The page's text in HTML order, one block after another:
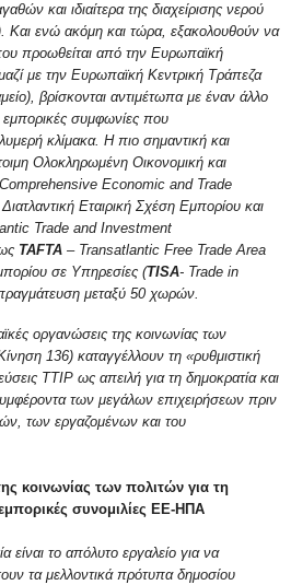
και ιδιαίτερα της διαχείρισης νερού
ενώ ακόμη και τώρα, εξακολουθούν να
προωθείται από την Ευρωπαϊκή
με την Ευρωπαϊκή Κεντρική Τράπεζα
βρίσκονται αντιμέτωπα με έναν άλλο
εμπορικές συμφωνίες που
κλίμακα. Η πιο σημαντική και
Ολοκληρωμένη Οικονομική και
Economic and Trade
Εταιρική Σχέση Εμπορίου και
Trade and Investment
TAFTA – Transatlantic Free Trade Area
σε Υπηρεσίες (TISA- Trade in
μεταξύ 50 χωρών.
οργανώσεις της κοινωνίας των
136) καταγγέλλουν τη «ρυθμιστική
ΤΤΙΡ ως απειλή για τη δημοκρατία και
των μεγάλων επιχειρήσεων πριν
των εργαζομένων και του
κοινωνίας των πολιτών για τη
συνομιλίες ΕΕ-ΗΠΑ
είναι το απόλυτο εργαλείο για να
τα μελλοντικά πρότυπα δημοσίου